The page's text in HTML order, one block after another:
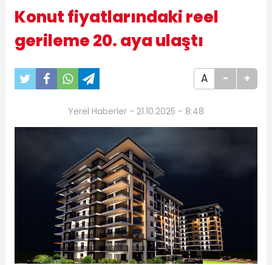
Konut fiyatlarındaki reel
gerileme 20. aya ulaştı
A - +
Yerel Haberler - 21.10.2025 - 8:48